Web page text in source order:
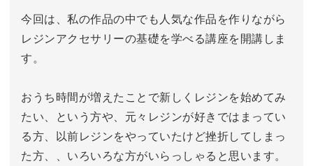
今回は、私の作品の中でも人気な作品を作りながら
レジンアクセサリーの基礎を学べる講座を開講しま
す。
おうち時間が増えたことで新しくレジンを始めてみ
たい、という方や、元々レジンが好きではまってい
る方、以前レジンをやっていたけど挫折してしまっ
た方、、いろいろな方がいらっしゃると思います。